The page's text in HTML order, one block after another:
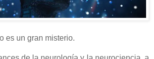
es un gran misterio.